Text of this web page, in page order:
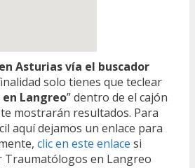
Asturias vía el buscador
solo tienes que teclear
Langreo” dentro de el cajón
mostrarán resultados. Para
aquí dejamos un enlace para
clic en este enlace si
Traumatólogos en Langreo